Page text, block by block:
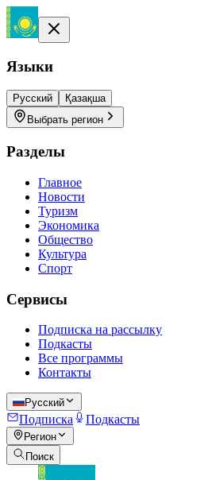
Языки
Русский
Қазақша
Выбрать регион
Разделы
Главное
Новости
Туризм
Экономика
Общество
Культура
Спорт
Сервисы
Подписка на рассылку
Подкасты
Все программы
Контакты
Русский
Подписка Подкасты
Регион
Поиск